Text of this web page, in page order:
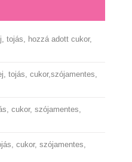
tojás, hozzá adott cukor,
tojás, cukor,szójamentes,
cukor, szójamentes,
cukor, szójamentes,